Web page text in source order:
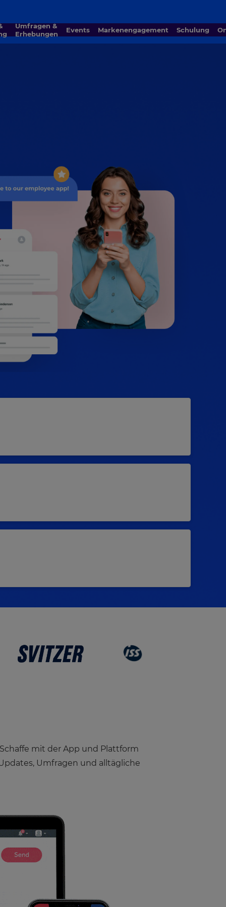
Umfragen &
Erhebungen
Events Markenengagement Schulung
mit der App und Plattform
Umfragen und alltägliche